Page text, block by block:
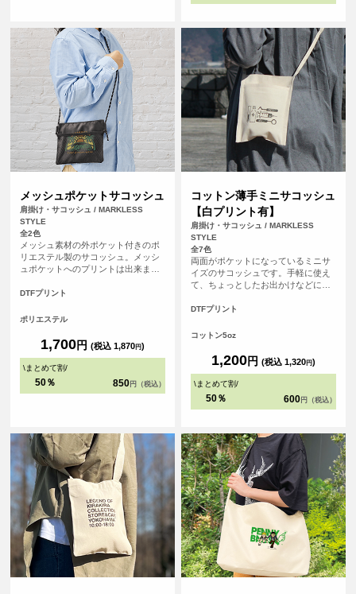
メッシュポケットサコッシュ
肩掛け・サコッシュ / MARKLESS
STYLE
全2色
メッシュ素材の外ポケット付きのポ
リエステル製のサコッシュ。メッシ
ュポケットへのプリントは出来ませ
り返せば、ポケットの裏に印刷され
す。
DTFプリント
ポリエステル
1,700円 (税込 1,870円)
\まとめて割/
50％ 850 円（税込）
コットン薄手ミニサコッシュ
【白プリント有】
肩掛け・サコッシュ / MARKLESS
STYLE
全7色
両面がポケットになっているミニサ
イズのサコッシュです。手軽に使え
て、ちょっとしたお出かけなどに最
DTFプリント
コットン5oz
1,200円 (税込 1,320円)
\まとめて割/
50％ 600 円（税込）